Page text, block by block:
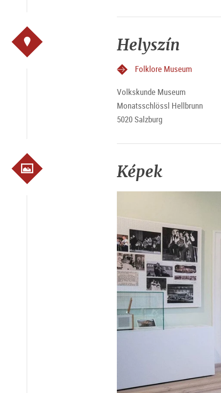
Helyszín
Folklore Museum
Volkskunde Museum
Monatsschlössl Hellbrunn
5020 Salzburg
Képek